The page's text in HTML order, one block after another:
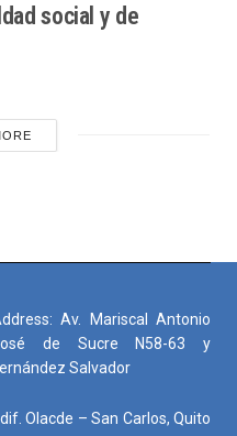
social y de
Av. Mariscal Antonio
de Sucre N58-63 y
Salvador
Olacde – San Carlos, Quito